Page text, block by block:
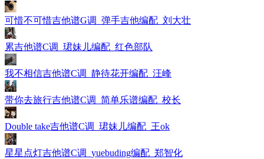
可惜不可惜吉他谱G调_弹手吉他编配_刘大壮
累吉他谱C调_珺妹儿编配_红色部队
我不相信吉他谱C调_静待花开编配_汪峰
带你去旅行吉他谱C调_简单乐谱编配_校长
Double take吉他谱C调_珺妹儿编配_王ok
星星点灯吉他谱C调_yuebuding编配_郑智化